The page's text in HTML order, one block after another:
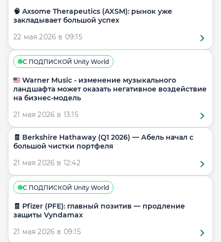
🧠 Axsome Therapeutics (AXSM): рынок уже
закладывает большой успех
22 мая 2026 в 09:15
С ПОДПИСКОЙ Unity World
🇺🇸 Warner Music - изменение музыкального
ландшафта может оказать негативное воздействие
на бизнес-модель
21 мая 2026 в 13:15
🧾 Berkshire Hathaway (Q1 2026) — Абель начал с
большой чистки портфеля
21 мая 2026 в 12:42
С ПОДПИСКОЙ Unity World
🧾 Pfizer (PFE): главный позитив — продление
защиты Vyndamax
21 мая 2026 в 09:15